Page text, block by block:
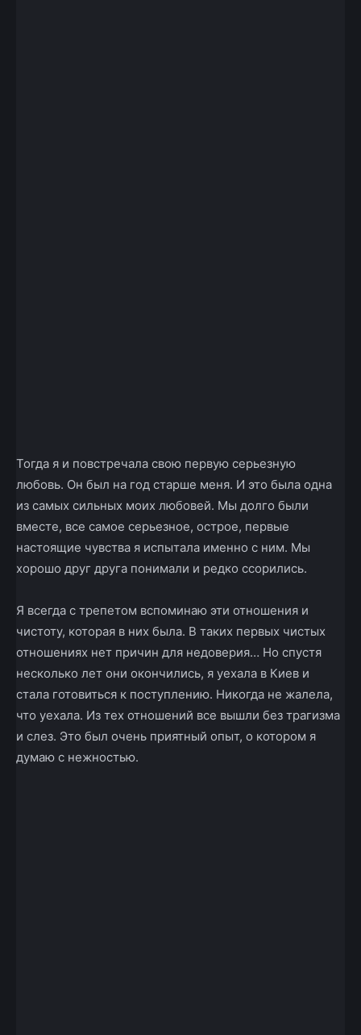
Тогда я и повстречала свою первую серьезную
любовь. Он был на год старше меня. И это была одна
из самых сильных моих любовей. Мы долго были
вместе, все самое серьезное, острое, первые
настоящие чувства я испытала именно с ним. Мы
хорошо друг друга понимали и редко ссорились.
Я всегда с трепетом вспоминаю эти отношения и
чистоту, которая в них была. В таких первых чистых
отношениях нет причин для недоверия… Но спустя
несколько лет они окончились, я уехала в Киев и
стала готовиться к поступлению. Никогда не жалела,
что уехала. Из тех отношений все вышли без трагизма
и слез. Это был очень приятный опыт, о котором я
думаю с нежностью.